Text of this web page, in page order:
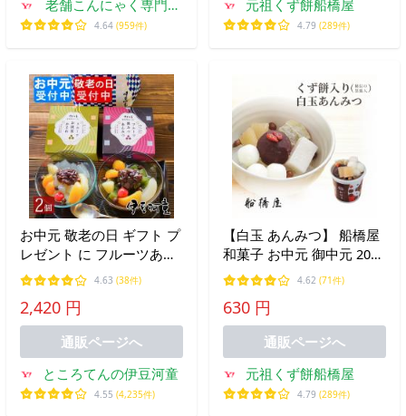
老舗こんにゃく専門店
上原本店
4.64 (959件)
元祖くず餅船橋屋
4.79 (289件)
お中元 敬老の日 ギフト プ
レゼント に フルーツあん
みつ 2個 セット 伊豆河童
あんみつ セット 送料無料
手土産 にも
4.63 (38件)
2,420 円
通販ページへ
ところてんの伊豆河童
4.55 (4,235件)
【白玉 あんみつ】 船橋屋
和菓子 お中元 御中元 2026
夏ギフト ギフト プレゼン
ト 贈り物 贈答用 スイーツ
食べ物 高級 老舗 人気 お
取り寄せ 【冷蔵品】
4.62 (71件)
630 円
通販ページへ
元祖くず餅船橋屋
4.79 (289件)